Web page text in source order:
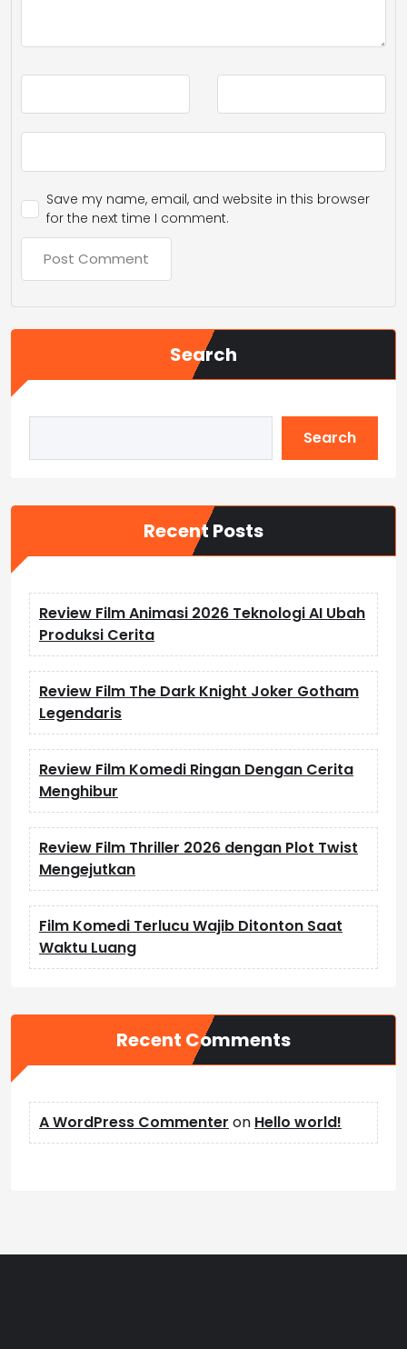
Save my name, email, and website in this browser
for the next time I comment.
Search
Search
Recent Posts
Review Film Animasi 2026 Teknologi AI Ubah
Produksi Cerita
Review Film The Dark Knight Joker Gotham
Legendaris
Review Film Komedi Ringan Dengan Cerita
Menghibur
Review Film Thriller 2026 dengan Plot Twist
Mengejutkan
Film Komedi Terlucu Wajib Ditonton Saat
Waktu Luang
Recent Comments
A WordPress Commenter on Hello world!